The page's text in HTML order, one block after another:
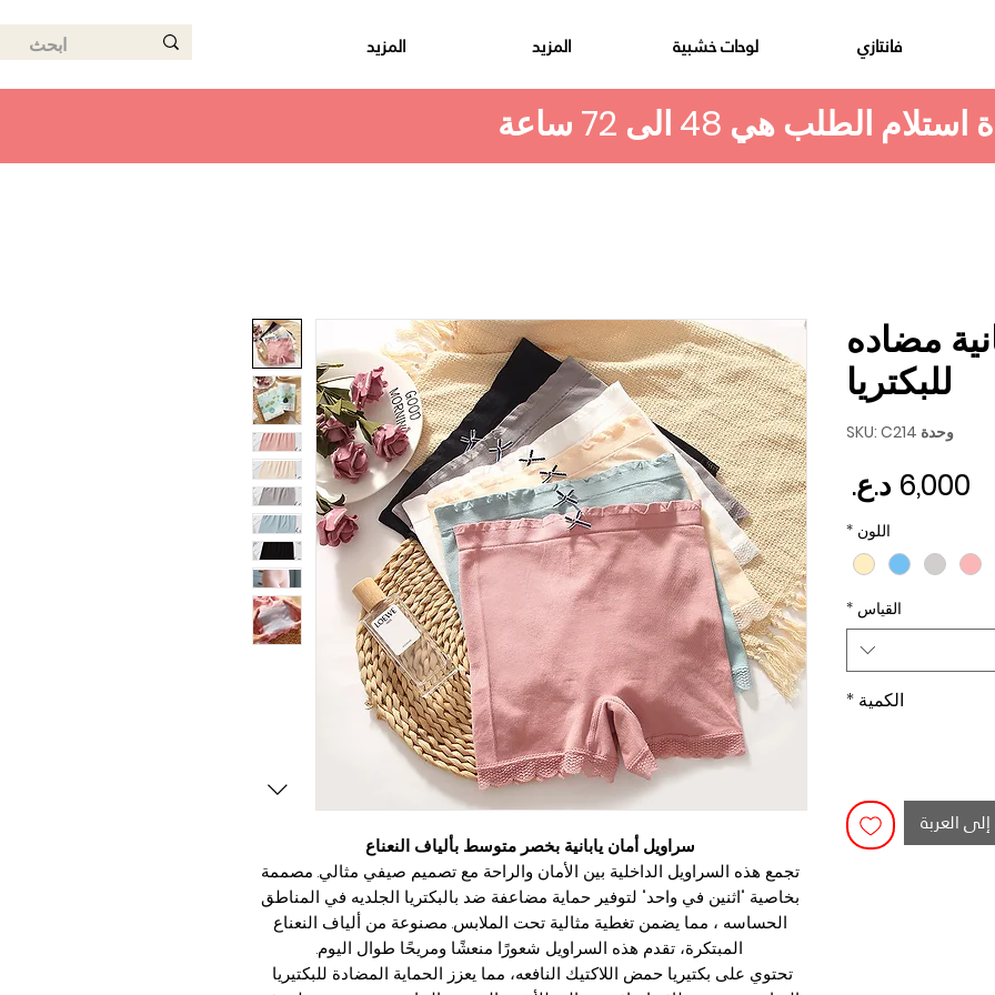
فانتازي لوحات خشبية المزيد المزيد
سراويل أمان يابانية بخصر متوسط بألياف النعناع
تجمع هذه السراويل الداخلية بين الأمان والراحة مع تصميم صيفي مثالي. مصممة
بخاصية "اثنين في واحد" لتوفير حماية مضاعفة ضد بالبكتريا الجلديه في المناطق
الحساسه ، مما يضمن تغطية مثالية تحت الملابس. مصنوعة من ألياف النعناع
المبتكرة، تقدم هذه السراويل شعورًا منعشًا ومريحًا طوال اليوم.
تحتوي على بكتيريا حمض اللاكتيك النافعه، مما يعزز الحماية المضادة للبكتيريا
مضاده
للبكتريا
وحدة SKU: C214
السعر
اللون *
القياس *
الكمية *
العربة